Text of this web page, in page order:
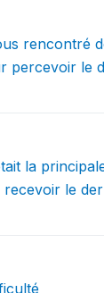
rencontré
percevoir le
la
le